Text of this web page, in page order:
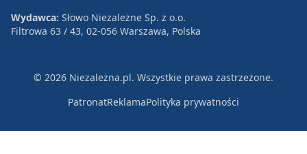
Wydawca: Słowo Niezależne Sp. z o.o.
Filtrowa 63 / 43, 02-056 Warszawa, Polska
© 2026 Niezależna.pl. Wszystkie prawa zastrzeżone.
PatronatReklamaPolityka prywatności